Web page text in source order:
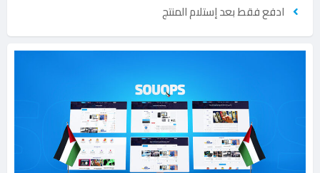
ادفع فقط بعد إستلام المنتج